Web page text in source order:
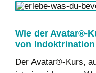
Wie der Avatar®-
von
Der Avatar®-Kurs,